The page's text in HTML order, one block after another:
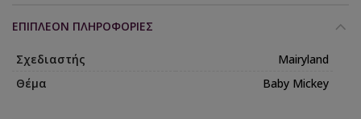
ΕΠΙΠΛΈΟΝ ΠΛΗΡΟΦΟΡΊΕΣ
Σχεδιαστής
Mairyland
Θέμα
Baby Mickey